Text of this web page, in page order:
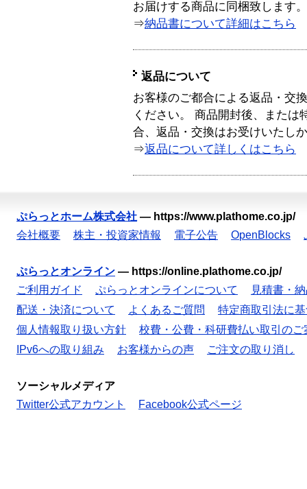
お届けする商品に同梱致します。
⇒納品書について詳細はこちら
返品について
お客様のご都合による返品・交
ください。 商品開封後、または
合、返品・交換はお受けいたし
⇒返品について詳しくはこちら
ぷらっとホーム株式会社 — https://www.plathome.co.jp/
会社概要
株主・投資家情報 電子公告 OpenBlocks
ぷらっとオンライン — https://online.plathome.co.jp/
ご利用ガイド
ぷらっとオンラインについて
見積書・
配送・決済について
よくあるご質問
特定商取引法に
個人情報取り扱い方針
校費・公費・科研費払い取引のご
IPv6への取り組み
お客様からの声 ご注文の取り消し
ソーシャルメディア
Twitter公式アカウント
Facebook公式ページ